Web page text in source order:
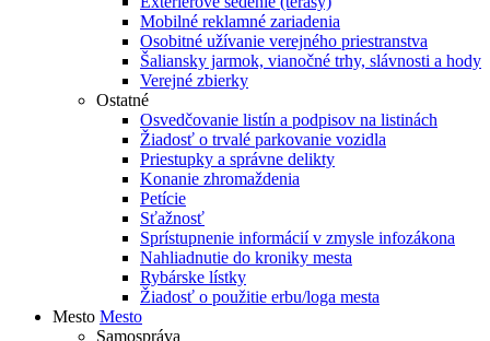
Mobilné reklamné zariadenia
Osobitné užívanie verejného priestranstva
Šaliansky jarmok, vianočné trhy, slávnosti a hody
Verejné zbierky
Ostatné
Osvedčovanie listín a podpisov na listinách
Žiadosť o trvalé parkovanie vozidla
Priestupky a správne delikty
Konanie zhromaždenia
Petície
Sťažnosť
Sprístupnenie informácií v zmysle infozákona
Nahliadnutie do kroniky mesta
Rybárske lístky
Žiadosť o použitie erbu/loga mesta
Mesto Mesto
Samospráva